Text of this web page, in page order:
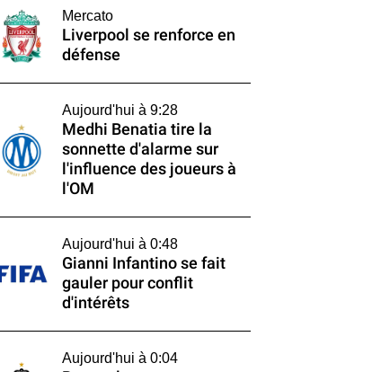
Mercato
Liverpool se renforce en
défense
Aujourd'hui à 9:28
Medhi Benatia tire la
sonnette d'alarme sur
l'influence des joueurs à
l'OM
Aujourd'hui à 0:48
Gianni Infantino se fait
gauler pour conflit
d'intérêts
Aujourd'hui à 0:04